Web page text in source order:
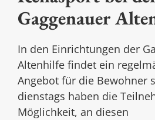
Gaggenauer
In den Einrichtungen der
Altenhilfe findet ein
Angebot für die Bewohner
dienstags haben die
Möglichkeit, an diesen